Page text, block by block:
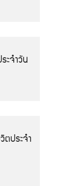
ะจำวัน
ตประจำ